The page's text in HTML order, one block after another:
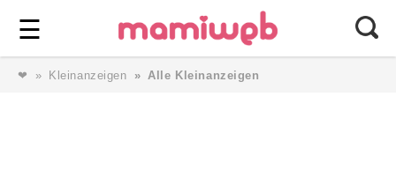
☰ ⎯ Wir lieben Familie ⎯
❤ Kleinanzeigen Alle Kleinanzeigen